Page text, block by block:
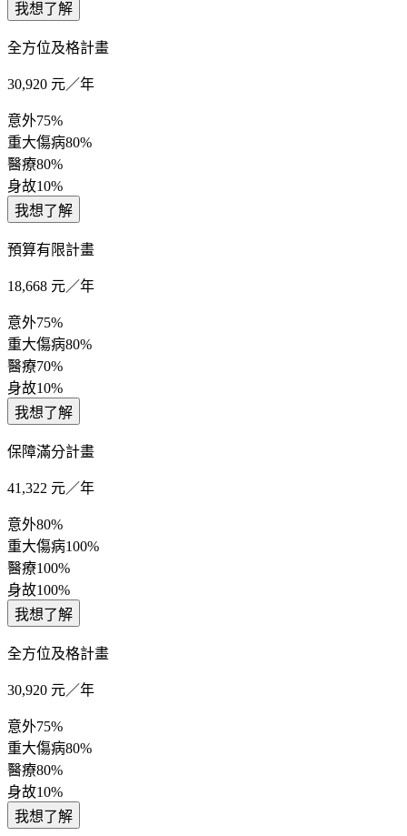
我想了解
全方位及格計畫
30,920 元／年
意外75%
重大傷病80%
醫療80%
身故10%
我想了解
預算有限計畫
18,668 元／年
意外75%
重大傷病80%
醫療70%
身故10%
我想了解
保障滿分計畫
41,322 元／年
意外80%
重大傷病100%
醫療100%
身故100%
我想了解
全方位及格計畫
30,920 元／年
意外75%
重大傷病80%
醫療80%
身故10%
我想了解